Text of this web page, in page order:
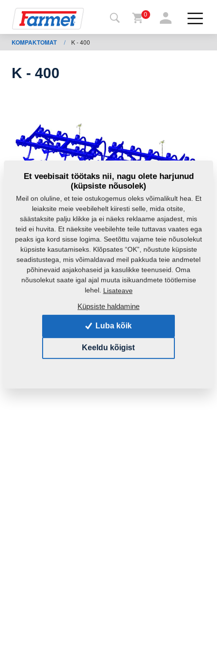
Farmeti
masinad
Allalaadimiseks
0
KOMPAKTOMAT / K - 400
K - 400
3003829
See varuosa sobib ka järgmistele masinatele:
356,7010 Kg
Et veebisait töötaks nii, nagu olete harjunud
(küpsiste nõusolek)
Meil on oluline, et teie ostukogemus oleks võimalikult hea. Et
leiaksite meie veebilehelt kiiresti selle, mida otsite,
säästaksite palju klikke ja ei näeks reklaame asjadest, mis
teid ei huvita. Et näeksite veebilehte teile tuttavas vaates ega
peaks iga kord sisse logima. Seetõttu vajame teie nõusolekut
küpsiste kasutamiseks. Klõpsates “OK”, nõustute küpsiste
seadistustega, mis võimaldavad meil pakkuda teie andmetel
põhinevaid asjakohaseid ja kasulikke teenuseid. Oma
nõusolekut saate igal ajal muuta isikuandmete töötlemise
lehel. Lisateave
Küpsiste haldamine
Luba kõik
Keeldu kõigist